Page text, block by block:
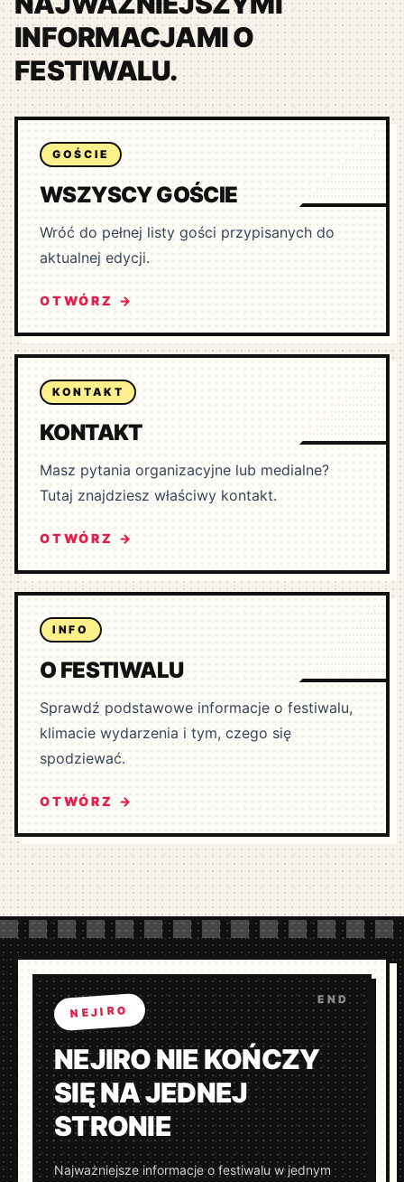
INFORMACJAMI O
FESTIWALU.
GOŚCIE
WSZYSCY GOŚCIE
Wróć do pełnej listy gości przypisanych do
aktualnej edycji.
OTWÓRZ →
KONTAKT
KONTAKT
Masz pytania organizacyjne lub medialne?
Tutaj znajdziesz właściwy kontakt.
OTWÓRZ →
INFO
O FESTIWALU
Sprawdź podstawowe informacje o festiwalu,
klimacie wydarzenia i tym, czego się
spodziewać.
OTWÓRZ →
NEJIRO
NEJIRO NIE KOŃCZY
SIĘ NA JEDNEJ
STRONIE
Najważniejsze informacje o festiwalu w jednym